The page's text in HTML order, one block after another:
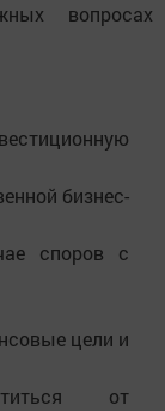
вопросах
бизнес-
споров с
цели и
от